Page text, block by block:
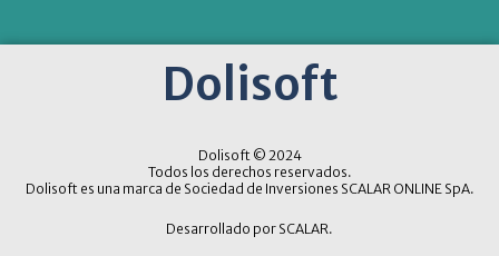
Dolisoft
Dolisoft © 2024
Todos los derechos reservados.
Dolisoft es una marca de Sociedad de Inversiones SCALAR ONLINE SpA.
Desarrollado por SCALAR.